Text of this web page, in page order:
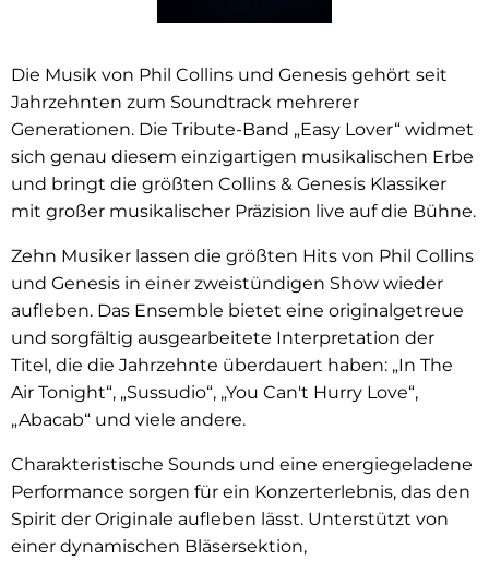
Die Musik von Phil Collins und Genesis gehört seit
Jahrzehnten zum Soundtrack mehrerer
Generationen. Die Tribute-Band „Easy Lover“ widmet
sich genau diesem einzigartigen musikalischen Erbe
und bringt die größten Collins & Genesis Klassiker
mit großer musikalischer Präzision live auf die Bühne.
Zehn Musiker lassen die größten Hits von Phil Collins
und Genesis in einer zweistündigen Show wieder
aufleben. Das Ensemble bietet eine originalgetreue
und sorgfältig ausgearbeitete Interpretation der
Titel, die die Jahrzehnte überdauert haben: „In The
Air Tonight“, „Sussudio“, „You Can't Hurry Love“,
„Abacab“ und viele andere.
Charakteristische Sounds und eine energiegeladene
Performance sorgen für ein Konzerterlebnis, das den
Spirit der Originale aufleben lässt. Unterstützt von
einer dynamischen Bläsersektion,